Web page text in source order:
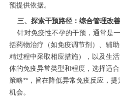
预提供依据。
三、探索干预路径：综合管理改
针对免疫性不孕的干预，通常是
括药物治疗（如免疫调节剂）、辅
精过程中采取相应措施），以及生
体的免疫异常类型和程度，选择适
策略**，旨在降低异常免疫反应，
机会。